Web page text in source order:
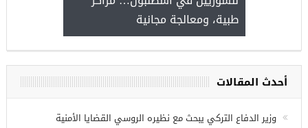
مجموعة فرص عمل للسوريين في